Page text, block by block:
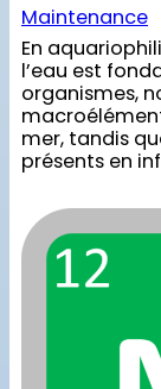
Maintenance
En
l’eau est
organismes,
mer, tandis
présents en